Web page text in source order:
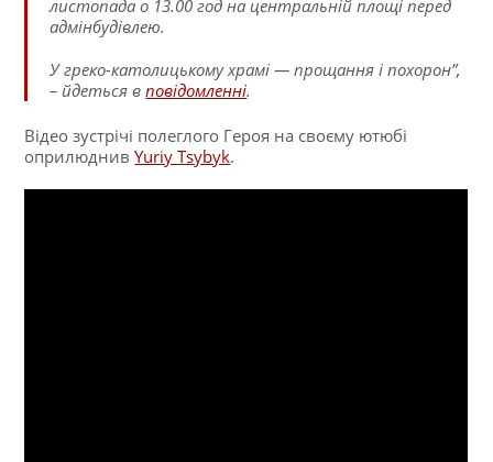
листопада о 13.00 год на центральній площі перед
адмінбудівлею.
У греко-католицькому храмі — прощання і похорон”,
– йдеться вповідомленні.
Відео зустрічі полеглого Героя на своєму ютюбі
оприлюднивYuriy Tsybyk.